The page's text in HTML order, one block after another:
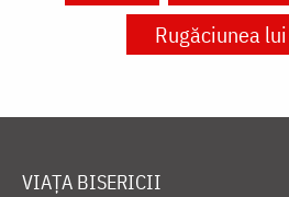
Rugăciunea
VIAȚA BISERICII